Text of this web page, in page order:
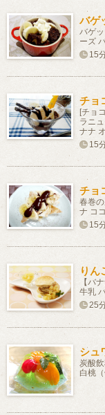
バゲ
バゲ
ーズ
15
チョ
[チョ
ラニ
ナナ
15
チョ
春巻
ナ コ
15
りん
【バ
牛乳
25
シュ
炭酸
白桃